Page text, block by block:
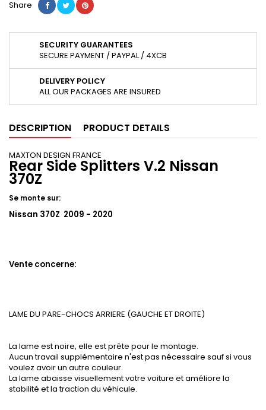
Share
SECURITY GUARANTEES
SECURE PAYMENT / PAYPAL / 4XCB
DELIVERY POLICY
ALL OUR PACKAGES ARE INSURED
DESCRIPTION PRODUCT DETAILS
MAXTON DESIGN FRANCE
Rear Side Splitters V.2 Nissan
370Z
Se monte sur:
Nissan 370Z 2009 - 2020
Vente concerne:
LAME DU PARE-CHOCS ARRIERE (GAUCHE ET DROITE)
La lame est noire, elle est prête pour le montage.
Aucun travail supplémentaire n'est pas nécessaire sauf si vous
voulez avoir un autre couleur.
La lame abaisse visuellement votre voiture et améliore la
stabilité et la traction du véhicule.